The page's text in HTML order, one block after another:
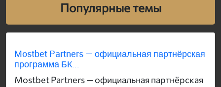
Популярные темы
Mostbet Partners — официальная партнёрская
программа БК...
Mostbet Partners — официальная партнёрская